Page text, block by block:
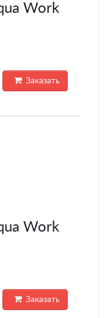
Work
Заказать
Work
Заказать